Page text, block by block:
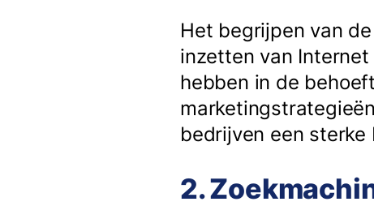
Het begrijpen van
inzetten van
hebben in de
bedrijven een
2.